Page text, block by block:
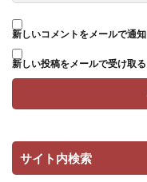
新しいコメントをメールで通知
新しい投稿をメールで受け取る
サイト内検索